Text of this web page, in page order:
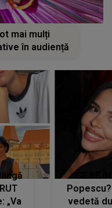
mai mulți
în audiență
„Va
vedetă